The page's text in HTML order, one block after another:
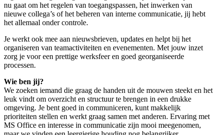
nu gaat om het regelen van toegangspassen, het inwerken van
nieuwe collega’s of het beheren van interne communicatie, jij hebt
het allemaal onder controle.
Je werkt ook mee aan nieuwsbrieven, updates en helpt bij het
organiseren van teamactiviteiten en evenementen. Met jouw inzet
zorg je voor een prettige werksfeer en goed georganiseerde
processen.
Wie ben jij?
We zoeken iemand die graag de handen uit de mouwen steekt en het
leuk vindt om overzicht en structuur te brengen in een drukke
omgeving. Je bent goed in communiceren, kunt makkelijk
prioriteiten stellen en werkt graag samen met anderen. Ervaring met
MS Office en interesse in communicatie zijn mooi meegenomen,